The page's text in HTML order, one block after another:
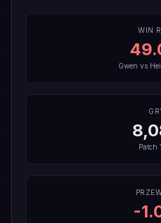
WIN
Gwen vs
Patch
-